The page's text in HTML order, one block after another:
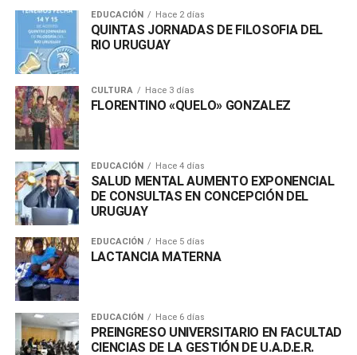
EDUCACIÓN Hace 2 días
QUINTAS JORNADAS DE FILOSOFIA DEL
RIO URUGUAY
CULTURA Hace 3 días
FLORENTINO «QUELO» GONZALEZ
EDUCACIÓN Hace 4 días
SALUD MENTAL AUMENTO EXPONENCIAL
DE CONSULTAS EN CONCEPCIÓN DEL
URUGUAY
EDUCACIÓN Hace 5 días
LACTANCIA MATERNA
EDUCACIÓN Hace 6 días
PREINGRESO UNIVERSITARIO EN FACULTAD
CIENCIAS DE LA GESTIÓN DE U.A.D.E.R.